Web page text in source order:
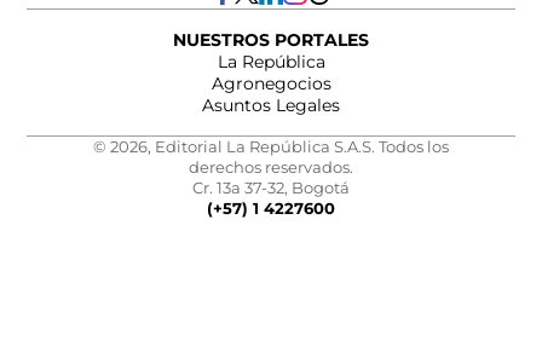
NUESTROS PORTALES
La República
Agronegocios
Asuntos Legales
© 2026, Editorial La República S.A.S. Todos los
derechos reservados.
Cr. 13a 37-32, Bogotá
(+57) 1 4227600